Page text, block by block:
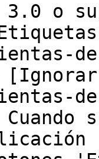
3.0 o